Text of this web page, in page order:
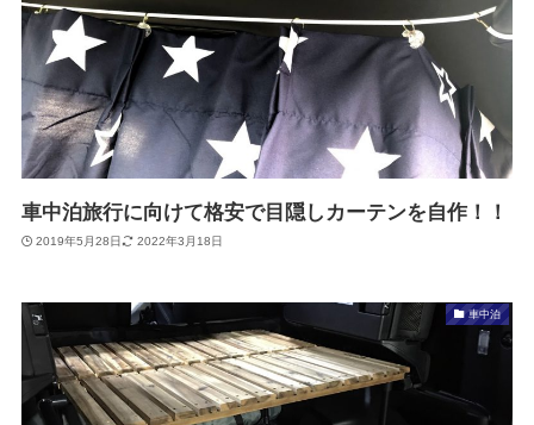
車中泊旅行に向けて格安で目隠しカーテンを自作！！
2019年5月28日 2022年3月18日
車中泊